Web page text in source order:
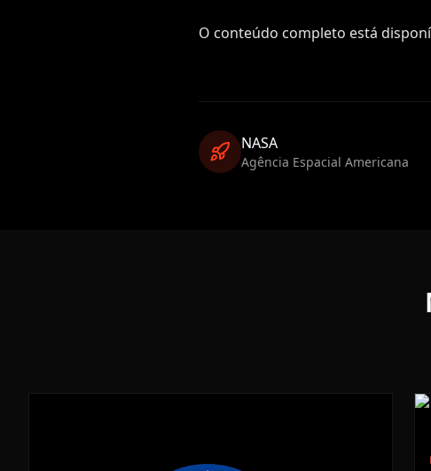
O conteúdo completo está
NASA
Agência Espacial Americana